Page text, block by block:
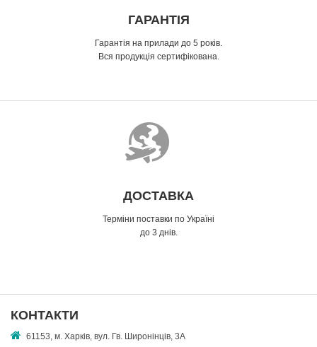
ГАРАНТІЯ
Гарантія на прилади до 5 років.
Вся продукція сертифікована.
ДОСТАВКА
Терміни поставки по Україні
до 3 днів.
КОНТАКТИ
61153, м. Харків, вул. Гв. Широнінців, 3А